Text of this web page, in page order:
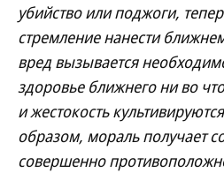
убийство или поджоги,
стремление нанести
вред вызывается
здоровье ближнего ни во
и жестокость
образом, мораль получает
совершенно